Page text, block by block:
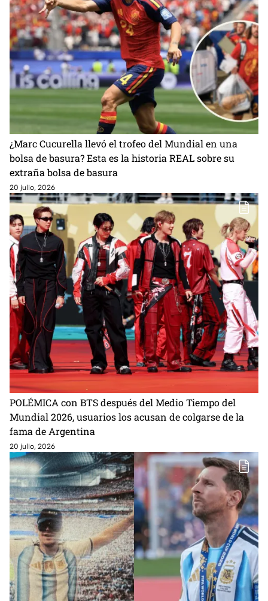
¿Marc Cucurella llevó el trofeo del Mundial en una
bolsa de basura? Esta es la historia REAL sobre su
extraña bolsa de basura
20 julio, 2026
POLÉMICA con BTS después del Medio Tiempo del
Mundial 2026, usuarios los acusan de colgarse de la
fama de Argentina
20 julio, 2026